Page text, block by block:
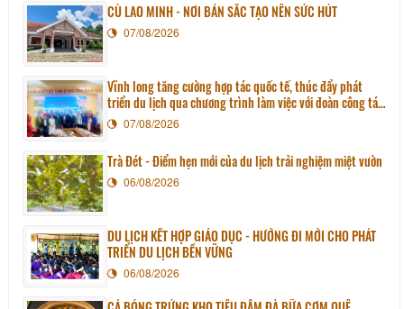
CÙ LAO MINH - NƠI BẢN SẮC TẠO NÊN SỨC HÚT
07/08/2026
Vĩnh long tăng cường hợp tác quốc tế, thúc đẩy phát
triển du lịch qua chương trình làm việc với đoàn công tác
huyện Sunchang (Hàn quốc)
07/08/2026
Trà Đét - Điểm hẹn mới của du lịch trải nghiệm miệt vườn
06/08/2026
DU LỊCH KẾT HỢP GIÁO DỤC - HƯỚNG ĐI MỚI CHO PHÁT
TRIỂN DU LỊCH BỀN VỮNG
06/08/2026